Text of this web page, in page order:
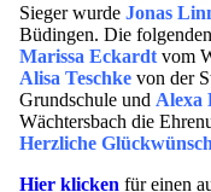
Sieger wurde Jonas
Büdingen. Die
Marissa Eckardt vom
Alisa Teschke von der
Grundschule und Alexa
Wächtersbach die
Herzliche
Hier klicken für einen